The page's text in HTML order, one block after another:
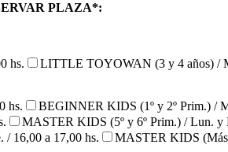
PLAZA*:
hs. LITTLE TOYOWAN (3 y 4 años) /
hs. BEGINNER KIDS (1º y 2º Prim.) /
MASTER KIDS (5º y 6º Prim.) / Lun. y
16,00 a 17,00 hs.
MASTER KIDS (Más